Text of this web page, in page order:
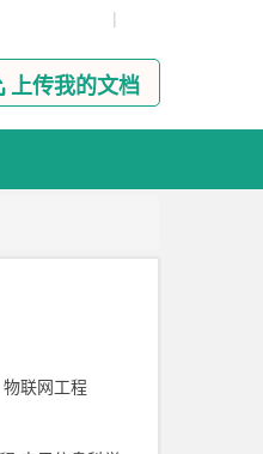
|
上传我的文档
物联网工程